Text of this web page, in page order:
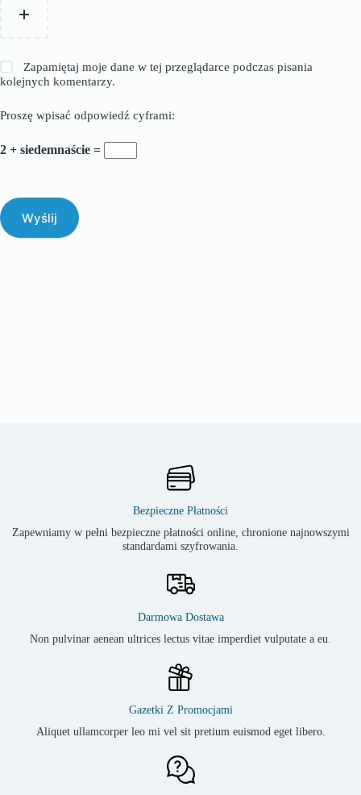
Zapamiętaj moje dane w tej przeglądarce podczas pisania
kolejnych komentarzy.
Proszę wpisać odpowiedź cyframi:
2 + siedemnaście =
Wyślij
Bezpieczne Płatności
Zapewniamy w pełni bezpieczne płatności online, chronione najnowszymi
standardami szyfrowania.
Darmowa Dostawa
Non pulvinar aenean ultrices lectus vitae imperdiet vulputate a eu.
Gazetki Z Promocjami
Aliquet ullamcorper leo mi vel sit pretium euismod eget libero.